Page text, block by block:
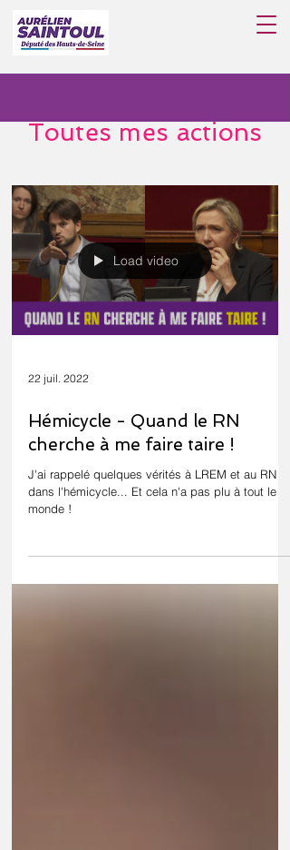
Toutes mes actions
Load video
22 juil. 2022
Hémicycle - Quand le RN
cherche à me faire taire !
J'ai rappelé quelques vérités à LREM et au RN
dans l'hémicycle... Et cela n'a pas plu à tout le
monde !